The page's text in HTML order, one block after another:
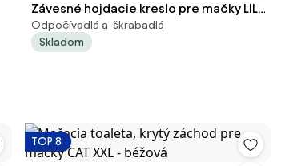
Závesné hojdacie kreslo pre mačky LILY
- čierno béžové
Odpočívadlá a škrabadlá
Skladom
TOP 8